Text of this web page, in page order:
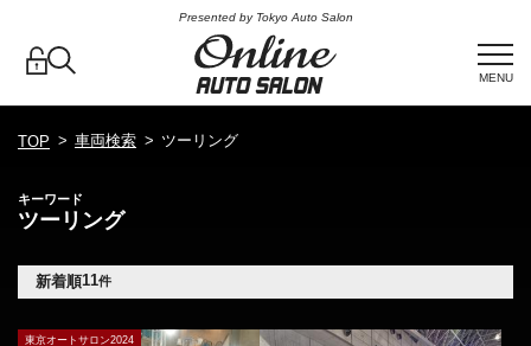
Presented by Tokyo Auto Salon
MENU
TOP 車両検索 ツーリング
キーワード
ツーリング
新着順11件
東京オートサロン2024